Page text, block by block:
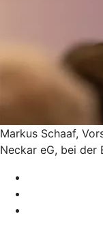
Markus Schaaf,
Neckar eG, bei der